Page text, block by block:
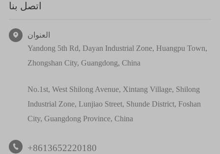
اتصل بنا

العنوان
Yandong 5th Rd, Dayan Industrial Zone, Huangpu Town,
Zhongshan City, Guangdong, China
No.1st, West Shilong Avenue, Xintang Village, Shilong
Industrial Zone, Lunjiao Street, Shunde District, Foshan
City, Guangdong Province, China
 +8613652220180